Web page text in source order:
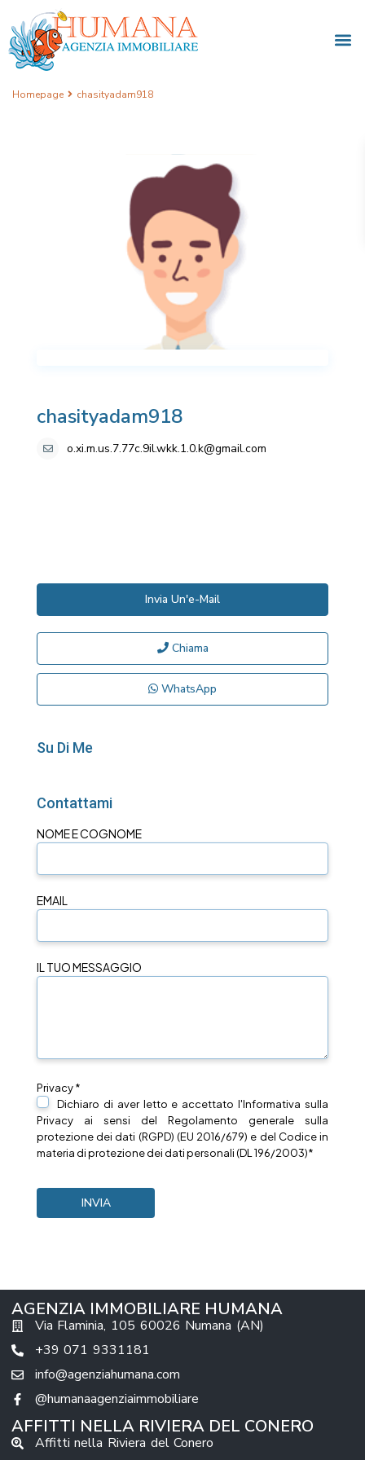
Homepage chasityadam918
chasityadam918
o.xi.m.us.7.77c.9il.wkk.1.0.k@gmail.com
Invia Un'e-Mail
Chiama
WhatsApp
Su Di Me
Contattami
NOME E COGNOME
EMAIL
IL TUO MESSAGGIO
Privacy *
Dichiaro di aver letto e accettato l'Informativa sulla
Privacy ai sensi del Regolamento generale sulla
protezione dei dati (RGPD) (EU 2016/679) e del Codice in
materia di protezione dei dati personali (DL 196/2003)*
AGENZIA IMMOBILIARE HUMANA
Via Flaminia, 105 60026 Numana (AN)
+39 071 9331181
info@agenziahumana.com
@humanaagenziaimmobiliare
AFFITTI NELLA RIVIERA DEL CONERO
Affitti nella Riviera del Conero